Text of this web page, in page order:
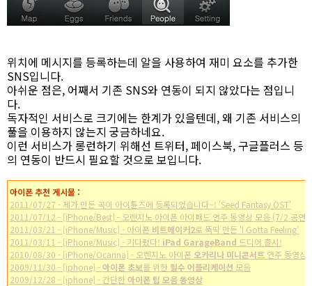
위치에 메시지를 등록하는데 알을 사용하여 재미 요소를 추가한
SNS입니다.
아쉬운 점은, 어째서 기존 SNS와 연동이 되지 않았다는 점입니
다.
독자적인 서비스로 크기에는 한계가 있을텐데, 왜 기존 서비스의
풀을 이용하지 않는지 궁금하네요.
이런 서비스가 롱런하기 위해선 트위터, 페이스북, 구글플러스 등
의 연동이 반드시 필요할 것으로 보입니다.
아이폰 추천 게시물 :
2011/07/27 - 제가 만든 곡이 아이튠즈에 등록되었습니다~! 'Seed Fantasy OST'
2011/07/12 - [iPhone/Best] - 오렌지노 아이폰 아이패드 연주 동영상 모음 (7/2 공연)
2011/03/21 - [iPhone/Music] - 아이폰 비트메이커2로 뚝딱 만든 'I Gotta Feeling'
2011/03/11 - [iPhone/Music] - 기다렸다! iPad GarageBand 드디어 출시!
2010/08/30 - [iPhone/Ocarina] - 오렌지노 아이폰 오카리나 미니콘서트 연주 동영상
2009/11/30 - [iphone] -아이폰 초보를 위한 필수 어플리케이션 모음
2009/12/28 - [iphone] - 간단한아이폰 팁 모음 동영상